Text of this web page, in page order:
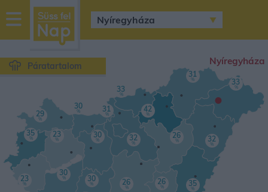
sussfelnap.hu
időjárás
Páratartalom
•
Nyíregyháza
35
%
32
% 32
%
42
%
29
%
30
% 26
%
31
% 33
%
33
%
26
%
30
%
30
%
26
%
35
%
30
% 31
%
23
%
23
%